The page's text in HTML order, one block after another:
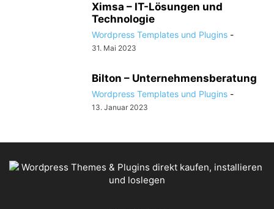
Ximsa – IT-Lösungen und
Technologie
Wordpress Templates und Plugins -
31. Mai 2023
Bilton – Unternehmensberatung
Wordpress Templates und Plugins -
13. Januar 2023